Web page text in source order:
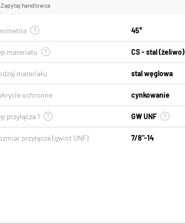
Zapytaj handlowca
45°
materiału CS - stal (żeliwo)
materiału stal węglowa
ochronne cynkowanie
przyłącza 1 GW UNF
przyłącza (gwint UNF) 7/8"-14